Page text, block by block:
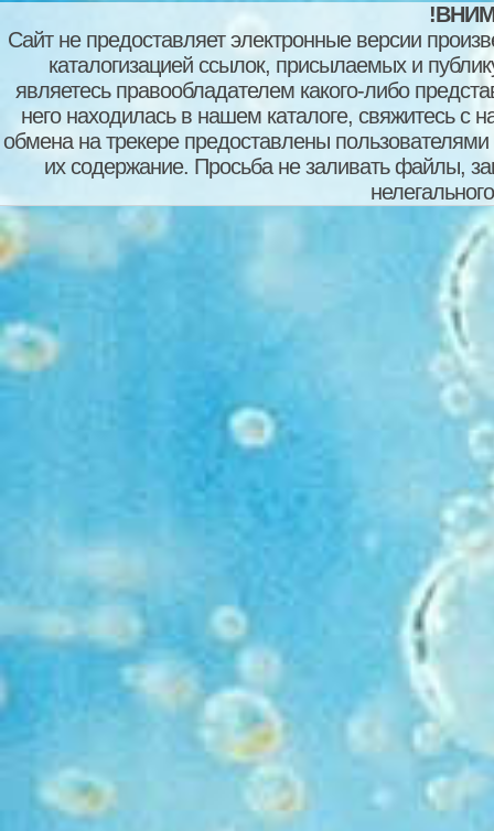
Сайт не предоставляет электронные версии
каталогизацией ссылок, присылаемых и
являетесь правообладателем какого-либо
него находилась в нашем каталоге, свяжитесь
обмена на трекере предоставлены пользователями
их содержание. Просьба не заливать файлы,